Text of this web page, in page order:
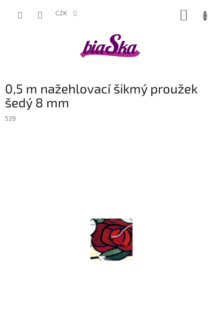
CZK
0,5 m nažehlovací šikmý proužek
šedý 8 mm
539